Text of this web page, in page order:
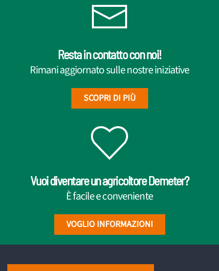
Resta in contatto con noi!
Rimani aggiornato sulle nostre iniziative
SCOPRI DI PIÙ
Vuoi diventare un agricoltore Demeter?
È facile e conveniente
VOGLIO INFORMAZIONI